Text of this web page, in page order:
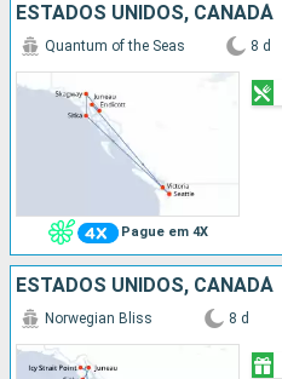
ESTADOS UNIDOS, CANADÁ
Pague em 4X
Quantum of the Seas 8 d
ESTADOS UNIDOS, CANADÁ
Norwegian Bliss 8 d